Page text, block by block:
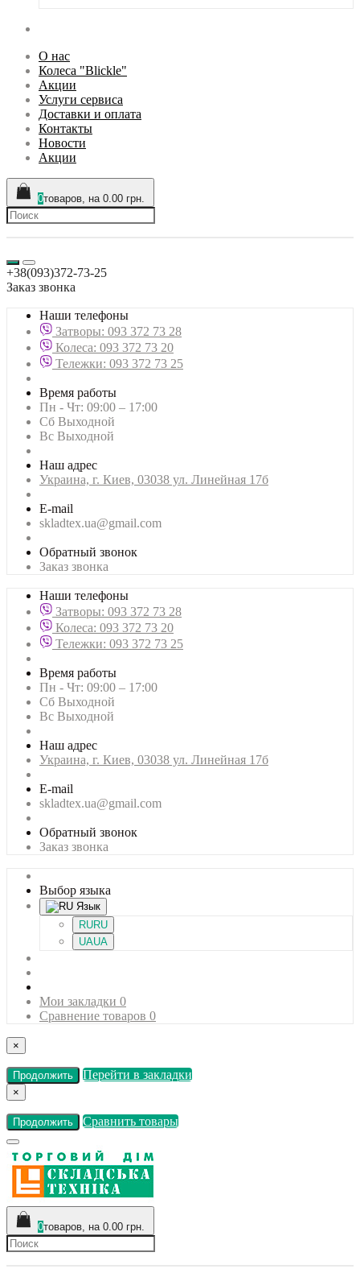
О нас
Колеса "Blickle"
Акции
Услуги сервиса
Доставки и оплата
Контакты
Новости
Акции
0товаров, на 0.00 грн.
+38(093)372-73-25
Заказ звонка
Наши телефоны
Затворы: 093 372 73 28
Колеса: 093 372 73 20
Тележки: 093 372 73 25
Время работы
Пн - Чт: 09:00 – 17:00
Сб Выходной
Вс Выходной
Наш адрес
Украина, г. Киев, 03038 ул. Линейная 17б
E-mail
skladtex.ua@gmail.com
Обратный звонок
Заказ звонка
Наши телефоны
Затворы: 093 372 73 28
Колеса: 093 372 73 20
Тележки: 093 372 73 25
Время работы
Пн - Чт: 09:00 – 17:00
Сб Выходной
Вс Выходной
Наш адрес
Украина, г. Киев, 03038 ул. Линейная 17б
E-mail
skladtex.ua@gmail.com
Обратный звонок
Заказ звонка
Выбор языка
Язык
RURU
UAUA
Мои закладки 0
Сравнение товаров 0
×
Продолжить Перейти в закладки
×
Продолжить Сравнить товары
0товаров, на 0.00 грн.